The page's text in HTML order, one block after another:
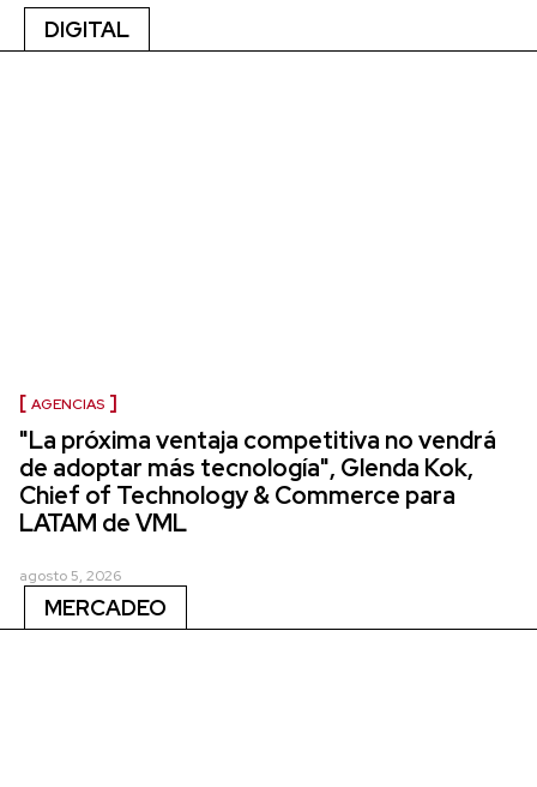
DIGITAL
AGENCIAS
"La próxima ventaja competitiva no vendrá
de adoptar más tecnología", Glenda Kok,
Chief of Technology & Commerce para
LATAM de VML
agosto 5, 2026
MERCADEO